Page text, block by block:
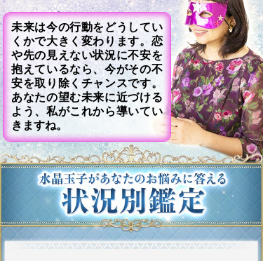
未来は今の行動をどうしてい
くかで大きく変わります。恋
や先の見えない状況に不安を
抱えているなら、今がその不
安を取り除くチャンスです。
あなたの望む未来に近づける
よう、私がこれから導いてい
きますね。